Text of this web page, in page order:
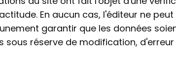
En aucun cas, l'éditeur ne
garantir que les données
sous réserve de modification,